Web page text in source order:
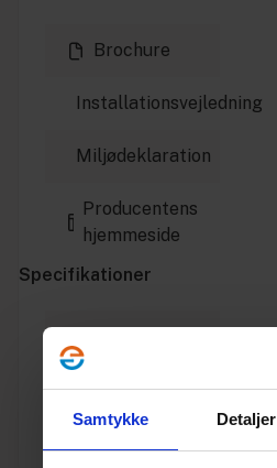
Samtykke Detaljer
Brochure
Installationsvejledning
Miljødeklaration
Producentens
hjemmeside
Specifikationer
Vægt 1.06